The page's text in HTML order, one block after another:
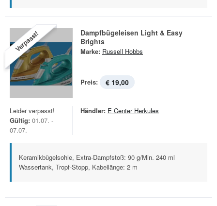
Verpasst!
Dampfbügeleisen Light & Easy
Brights
Marke: Russell Hobbs
Preis: € 19,00
Leider verpasst!
Gültig: 01.07. -
07.07.
Händler: E Center Herkules
Keramikbügelsohle, Extra-Dampfstoß: 90 g/Min. 240 ml
Wassertank, Tropf-Stopp, Kabellänge: 2 m